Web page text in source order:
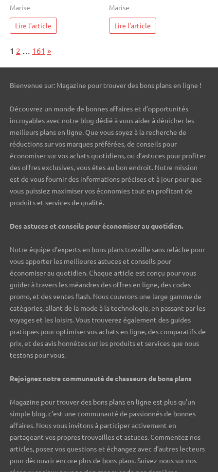
Marise
Lire l'article
Marise
Lire l'article
Page:
1 2 161 Next
»
Bienvenue sur: Magazine pour trouver des bons plans en ligne !
Découvrez un monde de bonnes affaires et d’opportunités
incroyables avec notre blog dédié à vous aider à dénicher les
meilleurs plans en ligne. Que vous soyez à la recherche de
réductions sur vos marques préférées, de conseils pour
économiser sur vos achats quotidiens, ou d’astuces pour profiter
des offres exclusives, vous êtes au bon endroit. Notre mission
est de vous fournir des informations précises et à jour pour que
vous puissiez maximiser vos économies tout en profitant de
produits et services de qualité.
Des astuces et conseils pour économiser au quotidien.
Notre équipe d’experts en bons plans travaille sans relâche pour
vous apporter les meilleures astuces et conseils pour
économiser au quotidien. Chaque article est conçu pour vous
guider à travers les méandres des offres en ligne, des codes
promo, et des ventes flash. Nous couvrons une large gamme de
catégories, allant de la mode à la technologie, en passant par les
voyages et les loisirs. Vous trouverez également des guides
pratiques pour optimiser vos achats en ligne, des comparatifs de
prix, et des avis honnêtes sur les produits et services que nous
testons pour vous.
Rejoignez notre communauté de chasseurs de bons plans ️
Magazine pour trouver des bons plans en ligne est plus qu’un
simple blog, c’est une communauté de passionnés de bonnes
affaires. Nous vous invitons à participer activement en
partageant vos propres trouvailles et astuces. Commentez nos
articles, posez vos questions et échangez avec d’autres lecteurs
pour découvrir encore plus de bons plans. Suivez-nous sur nos